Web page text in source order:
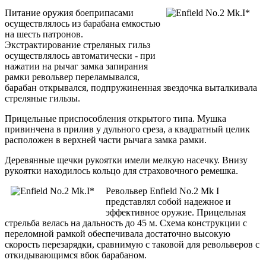
Питание оружия боеприпасами
осуществлялось из барабана емкостью
на шесть патронов.
Экстрактирование стреляных гильз
осуществлялось автоматически - при
нажатии на рычаг замка запирания
рамки револьвер переламывался,
барабан открывался, подпружиненная звездочка выталкивала
стреляные гильзы.
Прицельные приспособления открытого типа. Мушка
привинчена в прилив у дульного среза, а квадратный целик
расположен в верхней части рычага замка рамки.
Деревянные щечки рукоятки имели мелкую насечку. Внизу
рукоятки находилось кольцо для страховочного ремешка.
Револьвер Enfield No.2 Mk I
представлял собой надежное и
эффективное оружие. Прицельная
стрельба велась на дальность до 45 м. Схема конструкции с
переломной рамкой обеспечивала достаточно высокую
скорость перезарядки, сравнимую с таковой для револьверов с
откидывающимся вбок барабаном.